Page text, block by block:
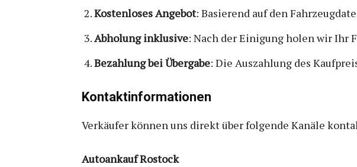
Kostenloses Angebot: Basierend auf den
Abholung inklusive: Nach der Einigung holen wir Ihr
Bezahlung bei Übergabe: Die Auszahlung des
Kontaktinformationen
Verkäufer können uns direkt über folgende Kanäle
Autoankauf Rostock